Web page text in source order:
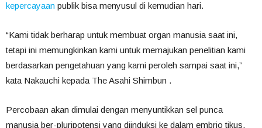
kepercayaan publik bisa menyusul di kemudian hari.
“Kami tidak berharap untuk membuat organ manusia saat ini,
tetapi ini memungkinkan kami untuk memajukan penelitian kami
berdasarkan pengetahuan yang kami peroleh sampai saat ini,”
kata Nakauchi kepada The Asahi Shimbun .
Percobaan akan dimulai dengan menyuntikkan sel punca
manusia ber-pluripotensi yang diinduksi ke dalam embrio tikus,